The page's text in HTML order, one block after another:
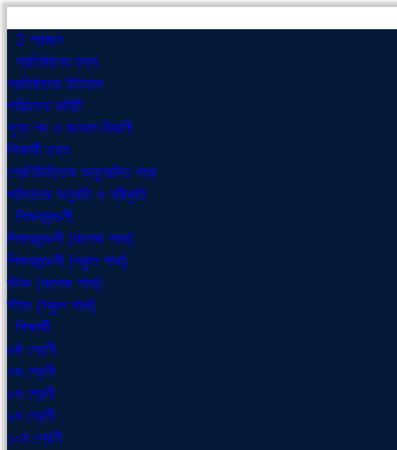
প্রচ্ছদ
প্রতিষ্ঠানের তথ্য
প্রতিষ্ঠানের ইতিহাস
পরিচালনা কমিটি
শূণ্য পদ ও জনবল বিবরণী
শিক্ষার্থী তথ্য
শ্রেণিভিত্তিক অনুমোদিত শাখা
পাঠদানের অনুমতি ও স্বীকৃতি
শিক্ষকমন্ডলী
শিক্ষকমন্ডলী (কলেজ শাখা)
শিক্ষকমন্ডলী (স্কুল শাখা)
স্টাফ (কলেজ শাখা)
স্টাফ (স্কুল শাখা)
শিক্ষার্থী
৬ষ্ঠ শ্রেণী
৭ম শ্রেণী
৮ম শ্রেণী
৯ম শ্রেণী
১০ম শ্রেণী